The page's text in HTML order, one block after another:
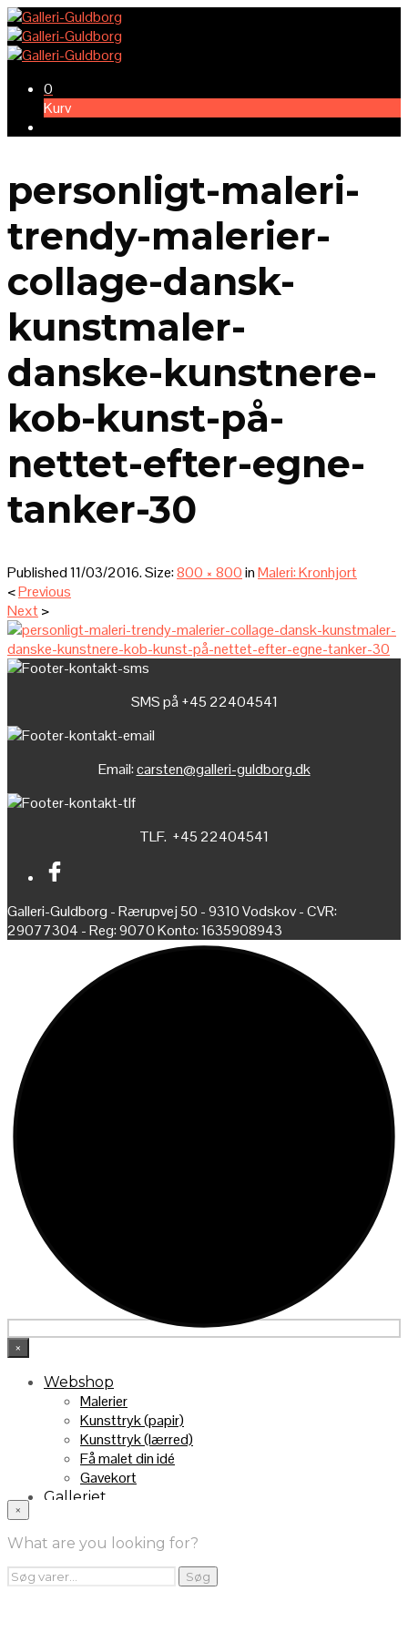
0
Kurv
personligt-maleri-
trendy-malerier-
collage-dansk-
kunstmaler-
danske-kunstnere-
kob-kunst-på-
nettet-efter-egne-
tanker-30
Published11/03/2016. Size:800 × 800inMaleri: Kronhjort
<Previous
Next>
SMS på +45 22404541
Email:carsten@galleri-guldborg.dk
TLF. +45 22404541
Galleri-Guldborg - Rærupvej 50 - 9310 Vodskov - CVR:
29077304 - Reg: 9070 Konto: 1635908943
×
Webshop
Malerier
Kunsttryk (papir)
Kunsttryk (lærred)
Få malet din idé
Gavekort
Galleriet
Handelsebetingelser
Returnering
FRA TV
Videoklip fra TV2
×
What are you looking for?
Søg
efter:
Søg